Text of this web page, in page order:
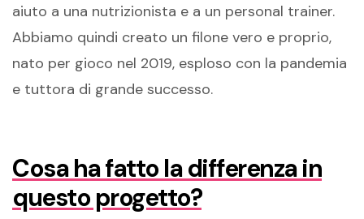
aiuto a una nutrizionista e a un personal trainer.
Abbiamo quindi creato un filone vero e proprio,
nato per gioco nel 2019, esploso con la pandemia
e tuttora di grande successo.
Cosa ha fatto la differenza in
questo progetto?